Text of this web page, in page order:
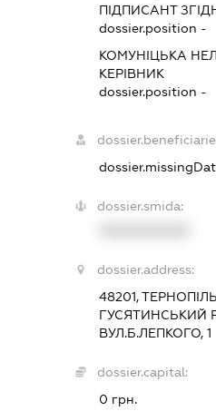
ПІДПИСАНТ
dossier.position -
КОМУНІЦЬКА
КЕРІВНИК
dossier.position -
dossier.smida:
dossier.address:
48201,
ГУСЯТИНСЬКИЙ
ВУЛ.Б.ЛЕПКОГО, 1
dossier.capital:
0 грн.